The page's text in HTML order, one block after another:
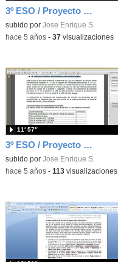
3º ESO / Proyecto de electronica analogica y digital - 4 - Paso 4-5
Contenido educativo.
subido por Jose Enrique S.
-hace 5 años- 37 visualizaciones
3º ESO / Proyecto de electronica analogica y digital - 3 - Paso 3B-3D
Contenido educativo.
subido por Jose Enrique S.
11′ 57″
-hace 5 años- 113visualizaciones